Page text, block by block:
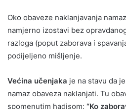
Oko obaveze naklanjavanja
namjerno izostavi bez
razloga (poput zaborava i
podijeljeno mišljenje.
Većina učenjaka je na stavu da
namaz obaveza naklanjati. Tu
spomenutim hadisom: “Ko